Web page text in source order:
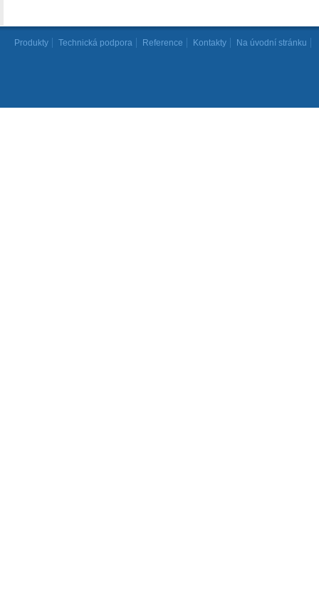
Produkty Technická podpora Reference Kontakty Na úvodní stránku